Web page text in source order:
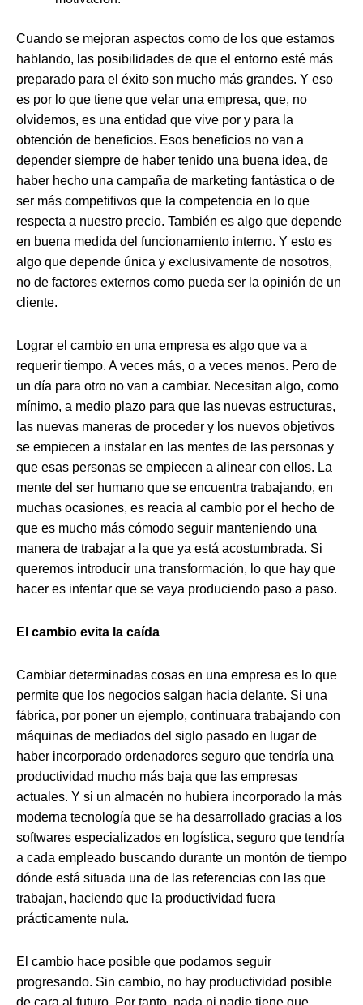
Cuando se mejoran aspectos como de los que estamos
hablando, las posibilidades de que el entorno esté más
preparado para el éxito son mucho más grandes. Y eso
es por lo que tiene que velar una empresa, que, no
olvidemos, es una entidad que vive por y para la
obtención de beneficios. Esos beneficios no van a
depender siempre de haber tenido una buena idea, de
haber hecho una campaña de marketing fantástica o de
ser más competitivos que la competencia en lo que
respecta a nuestro precio. También es algo que depende
en buena medida del funcionamiento interno. Y esto es
algo que depende única y exclusivamente de nosotros,
no de factores externos como pueda ser la opinión de un
cliente.
Lograr el cambio en una empresa es algo que va a
requerir tiempo. A veces más, o a veces menos. Pero de
un día para otro no van a cambiar. Necesitan algo, como
mínimo, a medio plazo para que las nuevas estructuras,
las nuevas maneras de proceder y los nuevos objetivos
se empiecen a instalar en las mentes de las personas y
que esas personas se empiecen a alinear con ellos. La
mente del ser humano que se encuentra trabajando, en
muchas ocasiones, es reacia al cambio por el hecho de
que es mucho más cómodo seguir manteniendo una
manera de trabajar a la que ya está acostumbrada. Si
queremos introducir una transformación, lo que hay que
hacer es intentar que se vaya produciendo paso a paso.
El cambio evita la caída
Cambiar determinadas cosas en una empresa es lo que
permite que los negocios salgan hacia delante. Si una
fábrica, por poner un ejemplo, continuara trabajando con
máquinas de mediados del siglo pasado en lugar de
haber incorporado ordenadores seguro que tendría una
productividad mucho más baja que las empresas
actuales. Y si un almacén no hubiera incorporado la más
moderna tecnología que se ha desarrollado gracias a los
softwares especializados en logística, seguro que tendría
a cada empleado buscando durante un montón de tiempo
dónde está situada una de las referencias con las que
trabajan, haciendo que la productividad fuera
prácticamente nula.
El cambio hace posible que podamos seguir
progresando. Sin cambio, no hay productividad posible
de cara al futuro. Por tanto, nada ni nadie tiene que